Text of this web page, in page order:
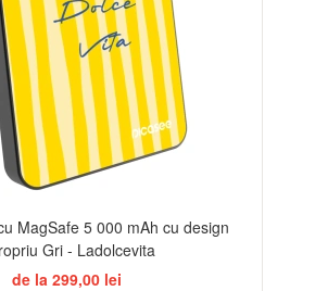
MagSafe 5 000 mAh cu design
Gri - Ladolcevita
de la 299,00 lei